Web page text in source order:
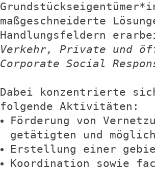
maßgeschneiderte
Handlungsfeldern
Verkehr, Private und
Corporate Social
Dabei konzentrierte
folgende Aktivitäten:
Förderung von
getätigten und
Erstellung einer
Koordination sowie